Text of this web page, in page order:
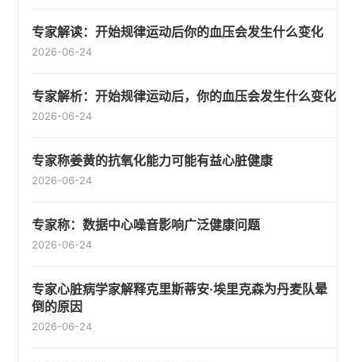
专家解读：开始规律运动后你的血压会发生什么变化
2026-06-24
专家解析：开始规律运动后，你的血压会发生什么变化
2026-06-24
专家称姜黄的抗氧化能力可能有益心脏健康
2026-06-24
专家称：数据中心噪音影响广泛健康问题
2026-06-24
专家心脏病学家解释克里斯蒂安·埃里克森为丹麦队晕
倒的原因
2026-06-24